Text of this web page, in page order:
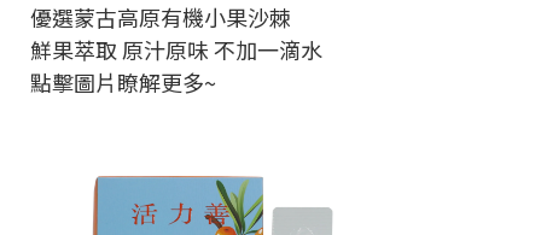
優選蒙古高原有機小果沙棘
鮮果萃取 原汁原味 不加一滴水
點擊圖片瞭解更多~